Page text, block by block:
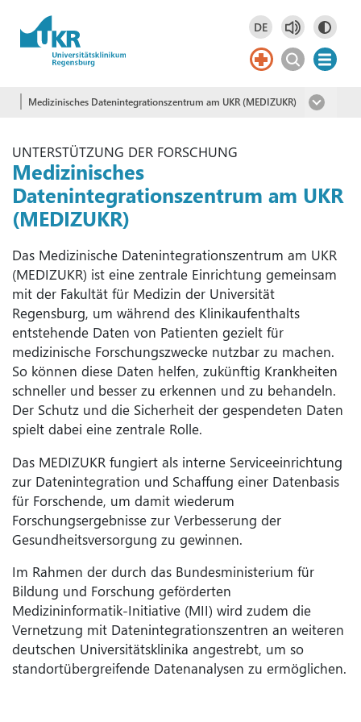
Springe zum Hauptinhalt DE
Deutsch
DE
Medizinisches Datenintegrationszentrum am UKR (MEDIZUKR)
UNTERSTÜTZUNG DER FORSCHUNG
Medizinisches
Datenintegrationszentrum am UKR
(MEDIZUKR)
Das Medizinische Datenintegrationszentrum am UKR
(MEDIZUKR) ist eine zentrale Einrichtung gemeinsam
mit der Fakultät für Medizin der Universität
Regensburg, um während des Klinikaufenthalts
entstehende Daten von Patienten gezielt für
medizinische Forschungszwecke nutzbar zu machen.
So können diese Daten helfen, zukünftig Krankheiten
schneller und besser zu erkennen und zu behandeln.
Der Schutz und die Sicherheit der gespendeten Daten
spielt dabei eine zentrale Rolle.
Das MEDIZUKR fungiert als interne Serviceeinrichtung
zur Datenintegration und Schaffung einer Datenbasis
für Forschende, um damit wiederum
Forschungsergebnisse zur Verbesserung der
Gesundheitsversorgung zu gewinnen.
Im Rahmen der durch das Bundesministerium für
Bildung und Forschung geförderten
Medizininformatik-Initiative (MII) wird zudem die
Vernetzung mit Datenintegrationszentren an weiteren
deutschen Universitätsklinika angestrebt, um so
standortübergreifende Datenanalysen zu ermöglichen.